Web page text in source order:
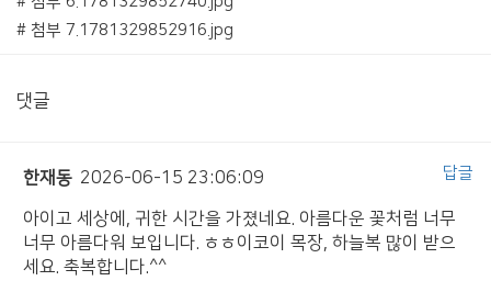
# 첨부 7.1781329852916.jpg
댓글
한재동 2026-06-15 23:06:09
아이고 세상에, 귀한 시간을 가졌네요. 아름다운 꽃처럼 너무
너무 아름다워 보입니다. ㅎㅎ이코이 목장, 하늘복 많이 받으
세요. 축복합니다.^^
답글